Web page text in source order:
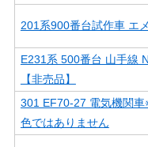
201系900番台試作車 エ
E231系 500番台 山手線
【非売品】
301 EF70-27 電気機関
色ではありません